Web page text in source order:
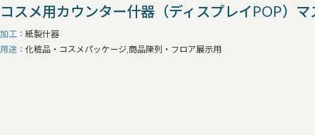
コスメ用カウンター什器（ディスプレイPOP）
加工
紙製什器
用途
化粧品・コスメパッケージ,商品陳列・フロア展示用